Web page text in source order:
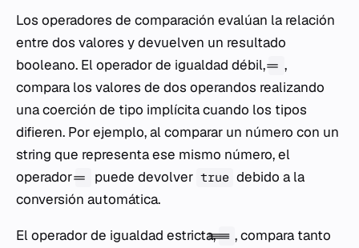
Los operadores de comparación evalúan la relación
entre dos valores y devuelven un resultado
booleano. El operador de igualdad débil, == ,
compara los valores de dos operandos realizando
una coerción de tipo implícita cuando los tipos
difieren. Por ejemplo, al comparar un número con un
string que representa ese mismo número, el
operador == puede devolver true debido a la
conversión automática.
El operador de igualdad estricta, === , compara tanto